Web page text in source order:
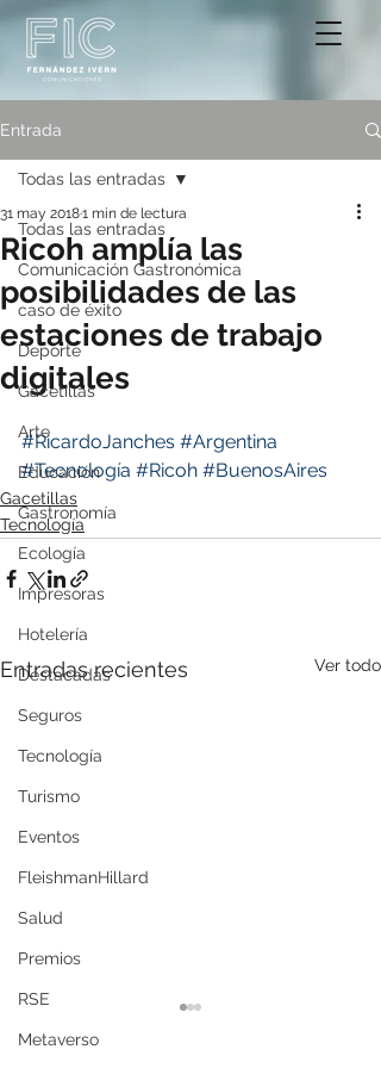
Entrada
Todas las entradas
Comunicación Gastronómica
caso de éxito
Deporte
Gacetillas
Arte
Educación
Gastronomía
Ecología
Impresoras
Hotelería
Destacadas
Seguros
Tecnología
Turismo
Eventos
FleishmanHillard
Salud
Premios
RSE
Metaverso
Todas las entradas
Ricoh amplía las
posibilidades de las
estaciones de trabajo
digitales
31 may 20181 min de lectura
#RicardoJanches #Argentina
#Tecnología #Ricoh #BuenosAires
Gacetillas
Tecnología
Entradas recientes Ver todo